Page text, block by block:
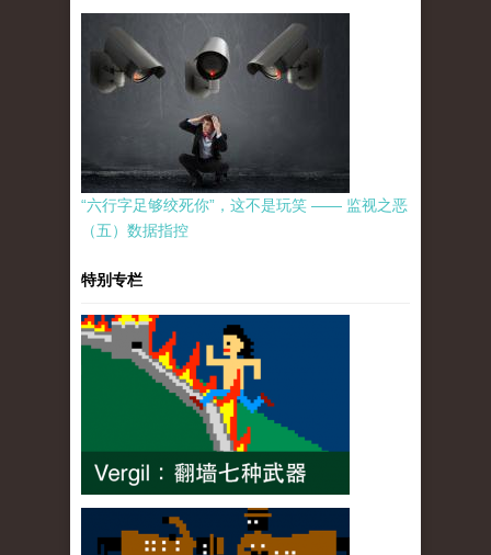
“六行字足够绞死你”，这不是玩笑 —— 监视之恶
（五）数据指控
特别专栏